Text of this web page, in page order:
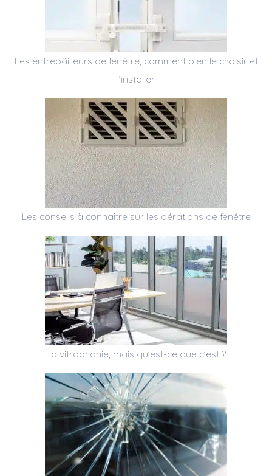
Les entrebâilleurs de fenêtre, comment bien le choisir et
l’installer
Les conseils à connaître sur les aérations de fenêtre
La vitrophanie, mais qu’est-ce que c’est ?